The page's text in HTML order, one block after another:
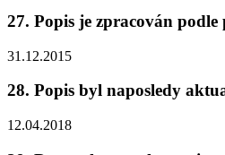
27. Popis je zpracován
31.12.2015
28. Popis byl naposledy
12.04.2018